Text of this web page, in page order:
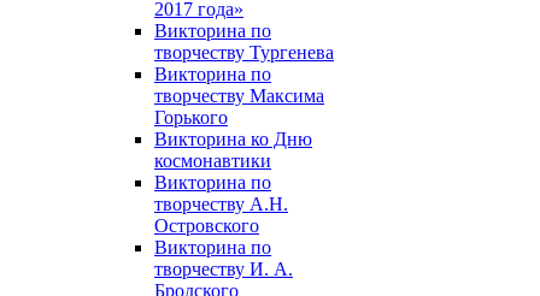
2017 года»
Викторина по
творчеству Тургенева
Викторина по
творчеству Максима
Горького
Викторина ко Дню
космонавтики
Викторина по
творчеству А.Н.
Островского
Викторина по
творчеству И. А.
Бродского